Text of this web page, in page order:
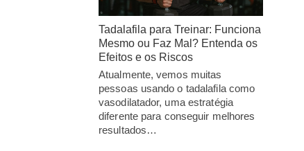
Tadalafila para Treinar: Funciona
Mesmo ou Faz Mal? Entenda os
Efeitos e os Riscos
Atualmente, vemos muitas
pessoas usando o tadalafila como
vasodilatador, uma estratégia
diferente para conseguir melhores
resultados…